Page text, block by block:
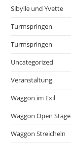
Sibylle und Yvette
Turmspringen
Turmspringen
Uncategorized
Veranstaltung
Waggon im Exil
Waggon Open Stage
Waggon Streicheln